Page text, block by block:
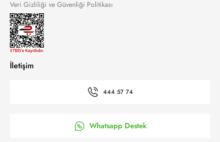
Veri Gizliliği ve Güvenliği Politikası
İletişim
444 57 74
Whatsapp Destek